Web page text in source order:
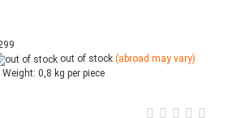
out of stock (abroad may vary)
Weight: 0,8 kg per piece